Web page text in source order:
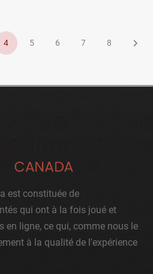
4 5 6 7 8
est constituée de
qui ont à la fois joué et
en ligne, ce qui, comme nous le
à la qualité de l'expérience